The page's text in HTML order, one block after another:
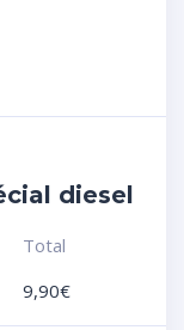
diesel
Total
9,90€